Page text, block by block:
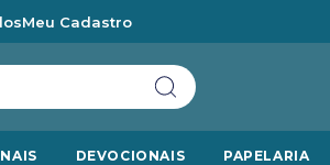
Meu Cadastro
DEVOCIONAIS PAPELARIA